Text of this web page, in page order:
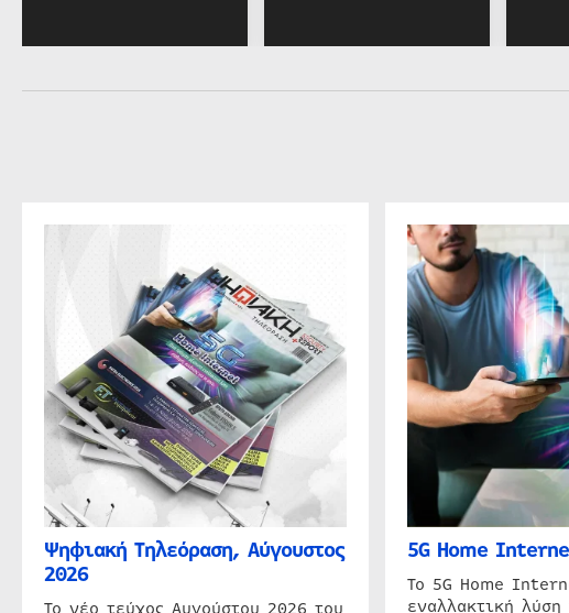
Ψηφιακή Τηλεόραση, Αύγουστος
2026
5G Home
Το 5G Home
εναλλακτική